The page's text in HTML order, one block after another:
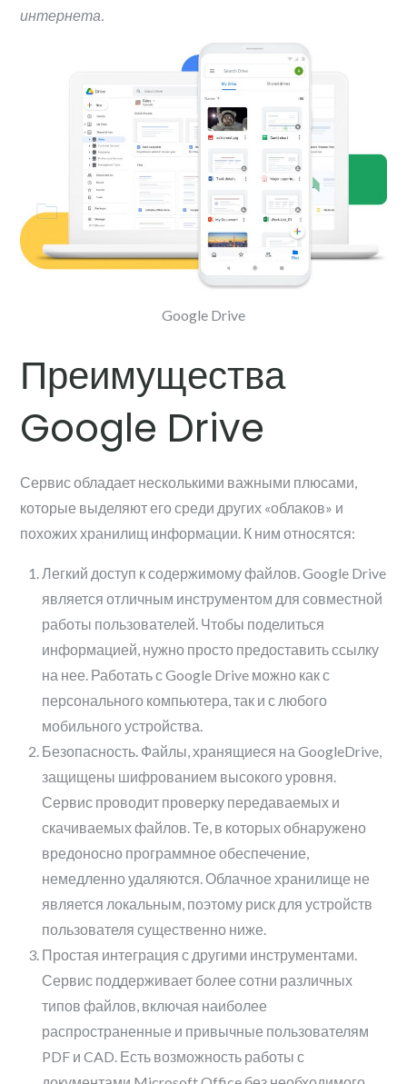
интернета.
Google Drive
Преимущества
Google Drive
Сервис обладает несколькими важными плюсами,
которые выделяют его среди других «облаков» и
похожих хранилищ информации. К ним относятся:
Легкий доступ к содержимому файлов. Google Drive
является отличным инструментом для совместной
работы пользователей. Чтобы поделиться
информацией, нужно просто предоставить ссылку
на нее. Работать с Google Drive можно как с
персонального компьютера, так и с любого
мобильного устройства.
Безопасность. Файлы, хранящиеся на GoogleDrive,
защищены шифрованием высокого уровня.
Сервис проводит проверку передаваемых и
скачиваемых файлов. Те, в которых обнаружено
вредоносно программное обеспечение,
немедленно удаляются. Облачное хранилище не
является локальным, поэтому риск для устройств
пользователя существенно ниже.
Простая интеграция с другими инструментами.
Сервис поддерживает более сотни различных
типов файлов, включая наиболее
распространенные и привычные пользователям
PDF и CAD. Есть возможность работы с